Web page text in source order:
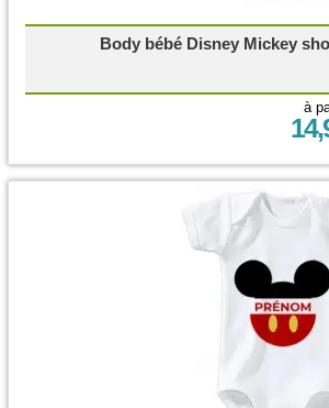
Body bébé Disney Mickey
à